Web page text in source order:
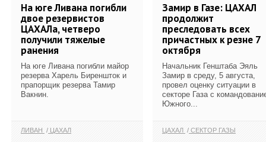
На юге Ливана погибли
двое резервистов
ЦАХАЛа, четверо
получили тяжелые
ранения
На юге Ливана погибли майор
резерва Харель Биреншток и
прапорщик резерва Тамир
Вакнин.
ЛИВАН ЦАХАЛ
Замир в Газе: ЦАХАЛ
продолжит
преследовать всех
причастных к резне 7
октября
Начальник Генштаба Эяль
Замир в среду, 5 августа,
провел оценку ситуации в
секторе Газа с
Южного...
ЦАХАЛ СЕКТОР ГАЗЫ